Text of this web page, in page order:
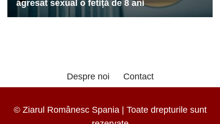
Despre noi Contact
© Ziarul Românesc Spania | Toate drepturile sunt